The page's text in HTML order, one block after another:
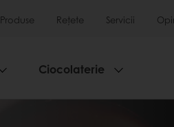
Produse Rețete Servicii
Ciocolaterie